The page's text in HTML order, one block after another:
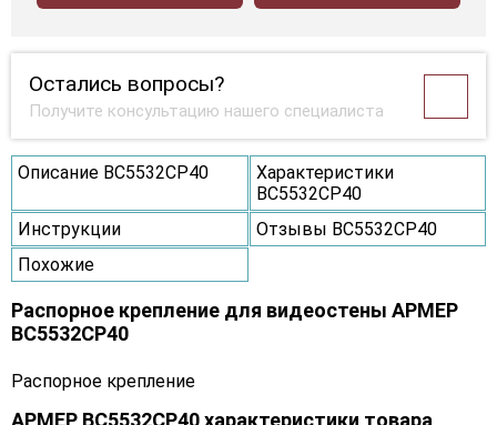
Остались вопросы?
Получите консультацию нашего специалиста
Описание ВС5532СР40
Характеристики
ВС5532СР40
Инструкции
Отзывы ВС5532СР40
Похожие
Распорное крепление для видеостены АРМЕР
ВС5532СР40
Распорное крепление